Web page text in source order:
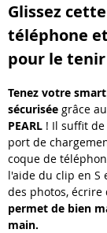
Glissez
téléphone
pour le tenir
Tenez votre
sécurisée grâce au
PEARL ! Il suffit
port de
coque de
l'aide du clip en S
des photos, écrire
permet de bien
main.